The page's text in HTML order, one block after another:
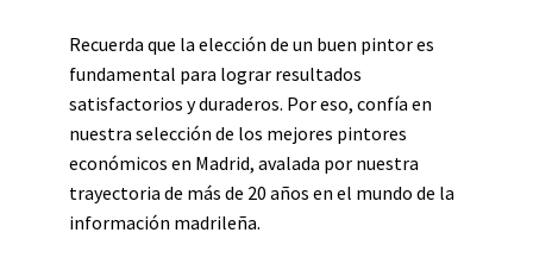
Recuerda que la elección de un buen pintor es
fundamental para lograr resultados
satisfactorios y duraderos. Por eso, confía en
nuestra selección de los mejores pintores
económicos en Madrid, avalada por nuestra
trayectoria de más de 20 años en el mundo de la
información madrileña.